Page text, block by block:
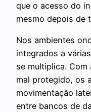
que o acesso do
mesmo depois de
Nos ambientes
integrados a
se multiplica.
mal protegido, os
movimentação
entre bancos de